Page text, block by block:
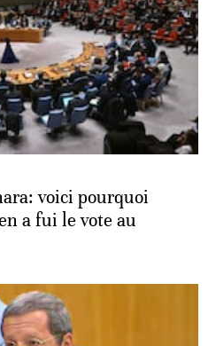
voici pourquoi
a fui le vote au